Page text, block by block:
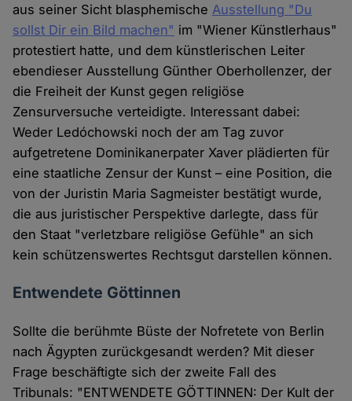
aus seiner Sicht blasphemische Ausstellung "Du
sollst Dir ein Bild machen" im "Wiener Künstlerhaus"
protestiert hatte, und dem künstlerischen Leiter
ebendieser Ausstellung Günther Oberhollenzer, der
die Freiheit der Kunst gegen religiöse
Zensurversuche verteidigte. Interessant dabei:
Weder Ledóchowski noch der am Tag zuvor
aufgetretene Dominikanerpater Xaver plädierten für
eine staatliche Zensur der Kunst – eine Position, die
von der Juristin Maria Sagmeister bestätigt wurde,
die aus juristischer Perspektive darlegte, dass für
den Staat "verletzbare religiöse Gefühle" an sich
kein schützenswertes Rechtsgut darstellen können.
Entwendete Göttinnen
Sollte die berühmte Büste der Nofretete von Berlin
nach Ägypten zurückgesandt werden? Mit dieser
Frage beschäftigte sich der zweite Fall des
Tribunals: "ENTWENDETE GÖTTINNEN: Der Kult der